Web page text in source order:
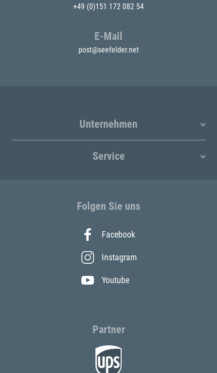
+49 (0)151 172 082 54
E-Mail
post@seefelder.net
Unternehmen
Service
Folgen Sie uns
Facebook
Instagram
Youtube
Partner